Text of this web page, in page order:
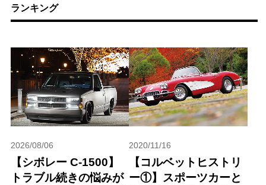
ランキング
2026/08/06
【シボレー C-1500】
トラブル続きの悩みが
2020/11/16
【コルベットヒストリ
ー①】スポーツカーと